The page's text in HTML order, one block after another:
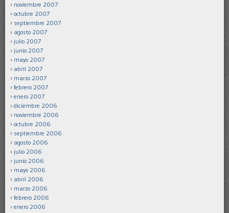
noviembre 2007
octubre 2007
septiembre 2007
agosto 2007
julio 2007
junio 2007
mayo 2007
abril 2007
marzo 2007
febrero 2007
enero 2007
diciembre 2006
noviembre 2006
octubre 2006
septiembre 2006
agosto 2006
julio 2006
junio 2006
mayo 2006
abril 2006
marzo 2006
febrero 2006
enero 2006